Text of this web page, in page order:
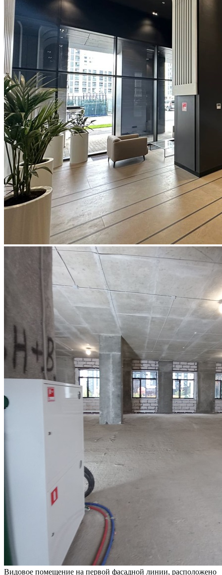
Видовое помещение на первой фасадной линии, расположено